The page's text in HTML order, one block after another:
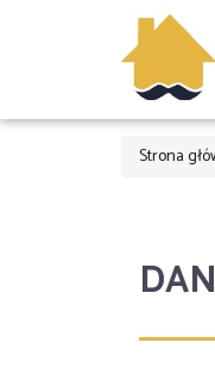
Strona